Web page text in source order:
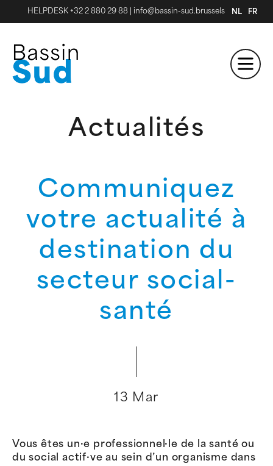
HELPDESK +32 2 880 29 88 info@bassin-sud.brussels NL FR
Actualités
Communiquez
votre actualité à
destination du
secteur social-
santé
13 Mar
Vous êtes un·e professionnel·le de la santé ou
du social actif·ve au sein d’un organisme dans